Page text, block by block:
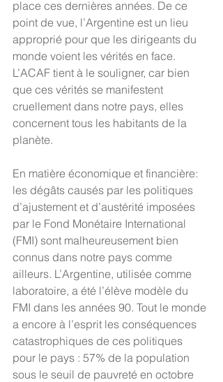
place ces dernières années. De ce
point de vue, l’Argentine est un lieu
approprié pour que les dirigeants du
monde voient les vérités en face.
L’ACAF tient à le souligner, car bien
que ces vérités se manifestent
cruellement dans notre pays, elles
concernent tous les habitants de la
planète.
En matière économique et financière:
les dégâts causés par les politiques
d’ajustement et d’austérité imposées
par le Fond Monétaire International
(FMI) sont malheureusement bien
connus dans notre pays comme
ailleurs. L’Argentine, utilisée comme
laboratoire, a été l’élève modèle du
FMI dans les années 90. Tout le monde
a encore à l’esprit les conséquences
catastrophiques de ces politiques
pour le pays : 57% de la population
sous le seuil de pauvreté en octobre